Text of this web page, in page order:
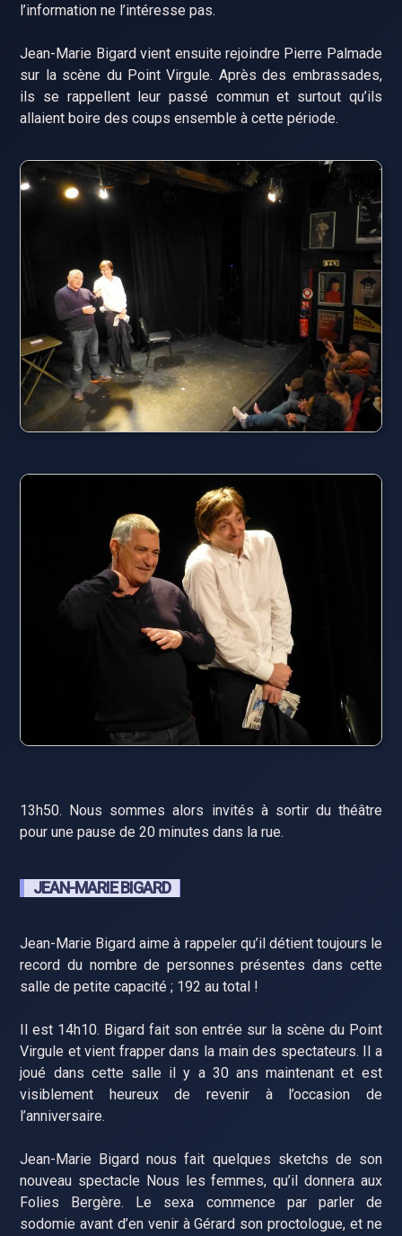
l’information ne l’intéresse pas.
Jean-Marie Bigard vient ensuite rejoindre Pierre Palmade
sur la scène du Point Virgule. Après des embrassades,
ils se rappellent leur passé commun et surtout qu’ils
allaient boire des coups ensemble à cette période.
13h50. Nous sommes alors invités à sortir du théâtre
pour une pause de 20 minutes dans la rue.
JEAN-MARIE BIGARD
Jean-Marie Bigard aime à rappeler qu’il détient toujours le
record du nombre de personnes présentes dans cette
salle de petite capacité ; 192 au total !
Il est 14h10. Bigard fait son entrée sur la scène du Point
Virgule et vient frapper dans la main des spectateurs. Il a
joué dans cette salle il y a 30 ans maintenant et est
visiblement heureux de revenir à l’occasion de
l’anniversaire.
Jean-Marie Bigard nous fait quelques sketchs de son
nouveau spectacle Nous les femmes, qu’il donnera aux
Folies Bergère. Le sexa commence par parler de
sodomie avant d’en venir à Gérard son proctologue, et ne